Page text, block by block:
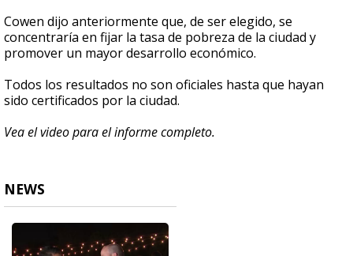
Cowen dijo anteriormente que, de ser elegido, se
concentraría en fijar la tasa de pobreza de la ciudad y
promover un mayor desarrollo económico.
Todos los resultados no son oficiales hasta que hayan
sido certificados por la ciudad.
Vea el video para el informe completo.
NEWS